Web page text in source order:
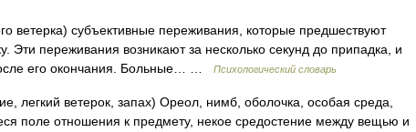
ветерка) cубъективные переживания, которые предшествуют
Эти переживания возникают за несколько секунд до припадка, и
его окончания. Больные… …
Психологический словарь
легкий ветерок, запах) Ореол, нимб, оболочка, особая среда,
поле отношения к предмету, некое средостение между вещью и